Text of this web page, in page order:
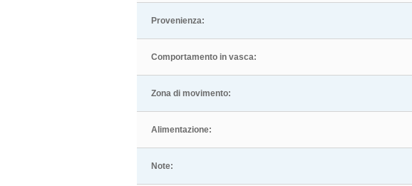
Provenienza:
Comportamento in vasca:
Zona di movimento:
Alimentazione:
Note: